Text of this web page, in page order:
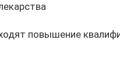
повышение